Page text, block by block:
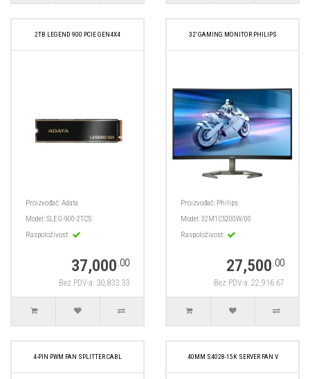
2TB LEGEND 900 PCIE GEN4X4
Proizvođač:Adata
Model:SLEG-900-2TCS
Raspoloživost:
37,000.00
Bez PDV-a: 30,833.33
32' GAMING MONITOR PHILIPS
Proizvođač: Philips
Model:32M1C5200W/00
Raspoloživost:
27,500.00
Bez PDV-a: 22,916.67
4-PIN PWM FAN SPLITTER CABL 40MM S4028-15K SERVER FAN V